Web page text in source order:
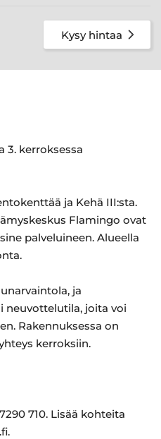
Kysy hintaa
3. kerroksessa
ja Kehä III:sta.
Flamingo ovat
palveluineen. Alueella
ja
neuvottelutila, joita voi
Rakennuksessa on
kerroksiin.
710. Lisää kohteita